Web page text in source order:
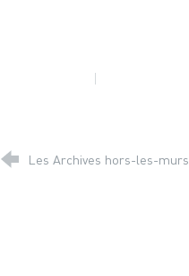
Les Archives hors-les-murs